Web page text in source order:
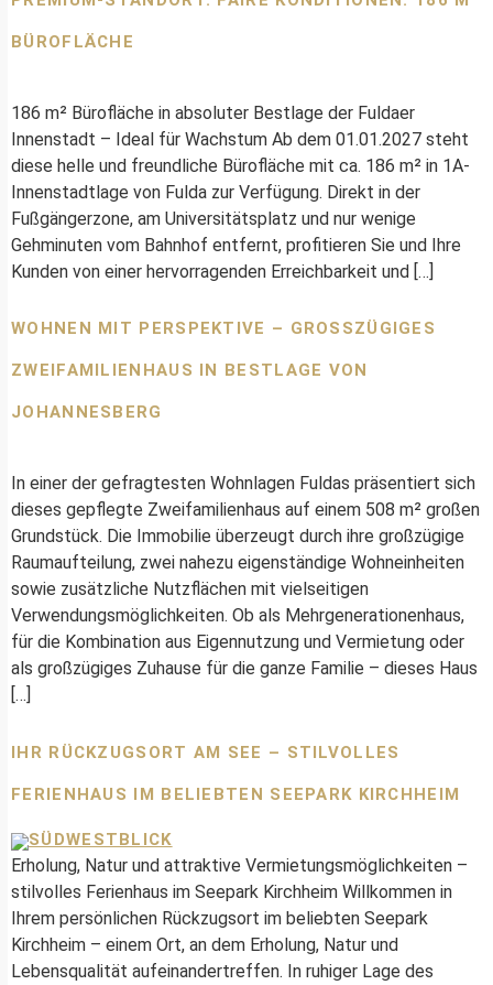
BÜROFLÄCHE
186 m² Bürofläche in absoluter Bestlage der Fuldaer
Innenstadt – Ideal für Wachstum Ab dem 01.01.2027 steht
diese helle und freundliche Bürofläche mit ca. 186 m² in 1A-
Innenstadtlage von Fulda zur Verfügung. Direkt in der
Fußgängerzone, am Universitätsplatz und nur wenige
Gehminuten vom Bahnhof entfernt, profitieren Sie und Ihre
Kunden von einer hervorragenden Erreichbarkeit und […]
WOHNEN MIT PERSPEKTIVE – GROSSZÜGIGES Z
WEIFAMILIENHAUS IN BESTLAGE VON J
OHANNESBERG
In einer der gefragtesten Wohnlagen Fuldas präsentiert sich
dieses gepflegte Zweifamilienhaus auf einem 508 m² großen
Grundstück. Die Immobilie überzeugt durch ihre großzügige
Raumaufteilung, zwei nahezu eigenständige Wohneinheiten
sowie zusätzliche Nutzflächen mit vielseitigen
Verwendungsmöglichkeiten. Ob als Mehrgenerationenhaus,
für die Kombination aus Eigennutzung und Vermietung oder
als großzügiges Zuhause für die ganze Familie – dieses Haus
[…]
IHR RÜCKZUGSORT AM SEE – STILVOLLES
FERIENHAUS IM BELIEBTEN SEEPARK KIRCHHEIM
Erholung, Natur und attraktive Vermietungsmöglichkeiten –
stilvolles Ferienhaus im Seepark Kirchheim Willkommen in
Ihrem persönlichen Rückzugsort im beliebten Seepark
Kirchheim – einem Ort, an dem Erholung, Natur und
Lebensqualität aufeinandertreffen. In ruhiger Lage des